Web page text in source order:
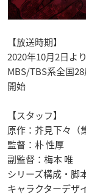
【放送時期】
2020年10月2日よ
MBS/TBS系全国
開始
【スタッフ】
原作：芥見下々（
監督：朴 性厚
副監督：梅本 唯
シリーズ構成・脚
キャラクターデザ